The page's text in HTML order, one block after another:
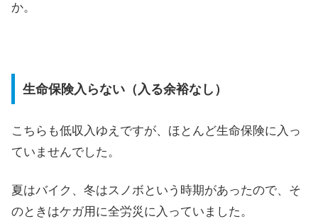
か。
生命保険入らない（入る余裕なし）
こちらも低収入ゆえですが、ほとんど生命保険に入っ
ていませんでした。
夏はバイク、冬はスノボという時期があったので、そ
のときはケガ用に全労災に入っていました。